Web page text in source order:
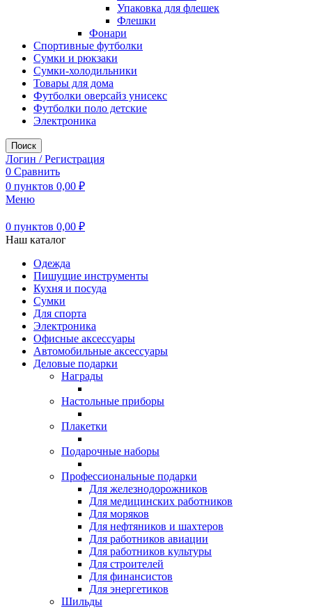
Упаковка для флешек
Флешки
Фонари
Спортивные футболки
Сумки и рюкзаки
Сумки-холодильники
Товары для дома
Футболки оверсайз унисекс
Футболки поло детские
Электроника
Поиск
Логин / Регистрация
0 Сравнить
0 пунктов 0,00 ₽
Меню
0 пунктов 0,00 ₽
Наш каталог
Одежда
Пишущие инструменты
Кухня и посуда
Сумки
Для спорта
Электроника
Офисные аксессуары
Автомобильные аксессуары
Деловые подарки
Награды
Настольные приборы
Плакетки
Подарочные наборы
Профессиональные подарки
Для железнодорожников
Для медицинских работников
Для моряков
Для нефтяников и шахтеров
Для работников авиации
Для работников культуры
Для строителей
Для финансистов
Для энергетиков
Шильды